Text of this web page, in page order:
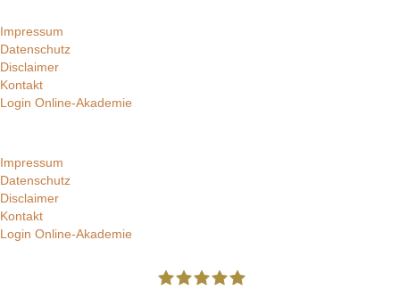
Impressum
Datenschutz
Disclaimer
Kontakt
Login Online-Akademie
Impressum
Datenschutz
Disclaimer
Kontakt
Login Online-Akademie